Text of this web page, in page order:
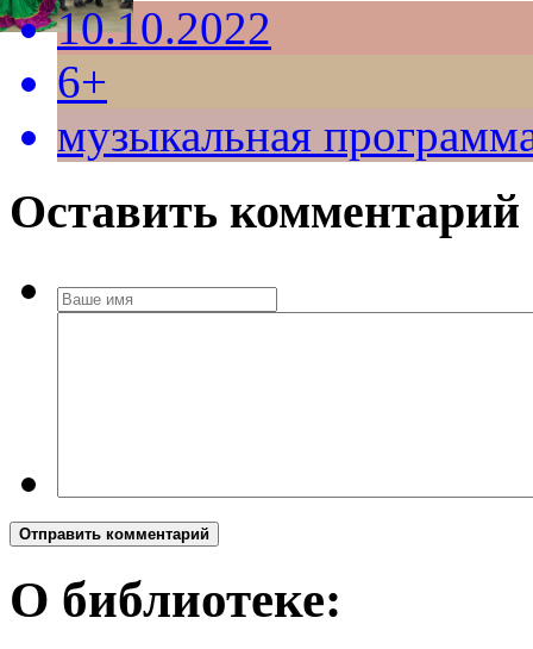
10.10.2022
6+
музыкальная
Оставить комментарий
Отправить комментарий
О библиотеке: